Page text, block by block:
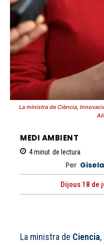
La ministra de Ciència,
MEDI AMBIENT
4minut de lectura
Per
Dijous 18 de
La ministra de Ciencia